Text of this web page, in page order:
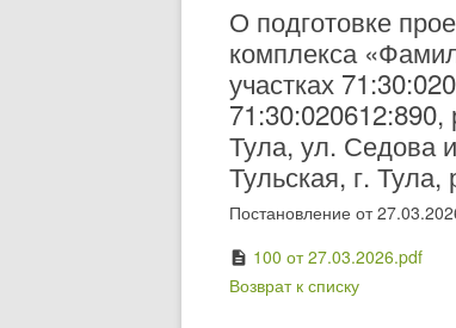
О подготовке
комплекса
участках
71:30:020612:890,
Тула, ул. Седова
Тульская, г.
Постановление от
description 100 от 27.03.2026.pdf
Возврат к списку